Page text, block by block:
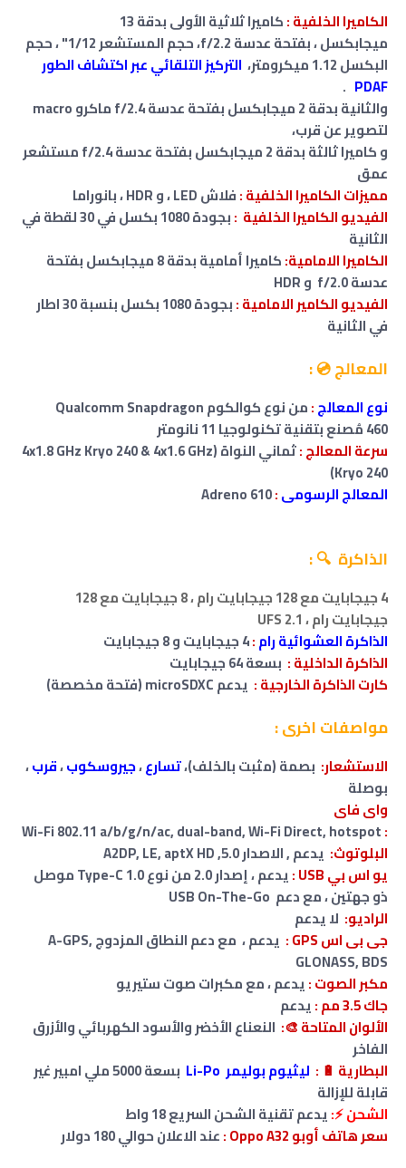
الكاميرا الخلفية :
كاميرا ثلاثية الأولى بدقة 13
ميجابكسل،بفتحة عدسة f/2.2، حجم المستشعر 1/12"
، حجم
البكسل 1.12 ميكرومتر،
التركيز التلقائي عبر اكتشاف الطور
PDAF
.
والثانية بدقة 2 ميجابكسل بفتحة عدسة f/2.4 ماكرو macro
لتصوير عن قرب،
و كاميرا ثالثة بدقة 2 ميجابكسل بفتحة عدسة f/2.4 مستشعر
عمق
مميزاتالكاميرا الخلفية :فلاش LED ، و
الفيديو الكاميرا الخلفية :
بجودة 1080 بكسل في 30 لقطة في
الثانية
الكاميرا الامامية:كاميرا أمامية بدقة 8 ميجابكسل
بفتحة
عدسة f/2.0
و HDR
الفيديو الكاميرالامامية:
بجودة 1080 بكسل بنسبة 30 اطار
في الثانية
المعالج 💿 :
نوع المعالج:
من نوع كوالكوم Qualcomm Snapdragon
460 مُصنع بتقنية تكنولوجيا 11 نانومتر
سرعة المعالج :
ثماني النواة (4x1.8 GHz Kryo 240 & 4x1.6 GHz
Kryo 240)
المعالج الرسومى:
Adreno 610
الذاكرة 🔍 :
4 جيجابايت مع 128 جيجابايت رام ،
8 جيجابايت مع 128
جيجابايت رام ، UFS 2.1
الذاكرة العشوائية رام:4 جيجابايت و 8 جيجابايت
الذاكرة الداخلية : بسعة 64 جيجابايت
كارت الذاكرة الخارجية : يدعم microSDXC (فتحة مخصصة)
مواصفات اخرى :
الاستشعار: بصمة (مثبت بالخلف)،تسارع،جيروسكوب،قرب،
بوصلة
واى فاى
:
Wi-Fi 802.11 a/b/g/n/ac, dual-band, Wi-Fi Direct, hotspot
البلوتوث: يدعم , الاصدار 5.0, A2DP, LE, aptX HD
يو اس بي USB :
يدعم ، إصدار 2.0 من نوع Type-C 1.0 موصل
ذو جهتين ، مع دعم USB On-The-Go
الراديو: لايدعم
جى بى اس GPS :
يدعم ، مع دعم النطاق المزدوج A-GPS,
GLONASS, BDS
مكبر الصوت :يدعم ، مع مكبرات صوت ستيريو
جاك 3.5 مم
:يدعم
الألوان المتاحة 🎨: النعناع الأخضر والأسود الكهربائي والأزرق
الفاخر
البطارية 🔋
: ليثيوم بوليمر Li-Po
بسعة 5000 ملي امبير غير
قابلة للإزالة
الشحن ⚡:يدعم تقنية الشحن السريع 18 واط
سعر هاتف أوبو Oppo A32 :
عند الاعلان حوالي 180 دولار